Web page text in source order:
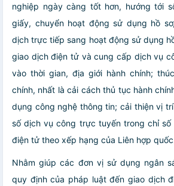
nghiệp ngày càng tốt hơn, hướng tới
giấy, chuyển hoạt động sử dụng hồ
dịch trực tiếp sang hoạt động sử dụng
giao dịch điện tử và cung cấp dịch vụ
vào thời gian, địa giới hành chính;
chính, nhất là cải cách thủ tục hành
dụng công nghệ thông tin; cải thiện vị
số dịch vụ công trực tuyến trong chỉ số
điện tử theo xếp hạng của Liên hợp
Nhằm giúp các đơn vị sử dụng ngân
quy định của pháp luật đến giao dịch